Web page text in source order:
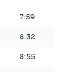
7:59
8:32
8:55